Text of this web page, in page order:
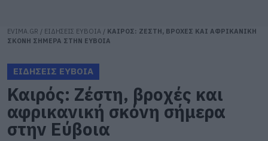
EVIMA.GR / ΕΙΔΗΣΕΙΣ ΕΥΒΟΙΑ / ΚΑΙΡΟΣ: ΖΕΣΤΗ, ΒΡΟΧΕΣ ΚΑΙ ΑΦΡΙΚΑΝΙΚΗ
ΣΚΟΝΗ ΣΗΜΕΡΑ ΣΤΗΝ ΕΥΒΟΙΑ
ΕΙΔΗΣΕΙΣ ΕΥΒΟΙΑ
Καιρός: Ζέστη, βροχές και
αφρικανική σκόνη σήμερα
στην Εύβοια